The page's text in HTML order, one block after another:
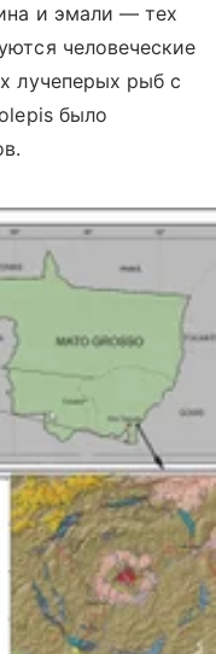
и эмали — тех
человеческие
лучеперых рыб с
было